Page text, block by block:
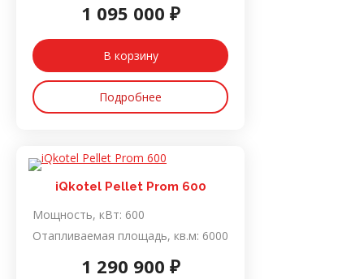
1 095 000 ₽
В корзину
Подробнее
iQkotel Pellet Prom 600
Мощность, кВт: 600
Отапливаемая площадь, кв.м: 6000
1 290 900 ₽